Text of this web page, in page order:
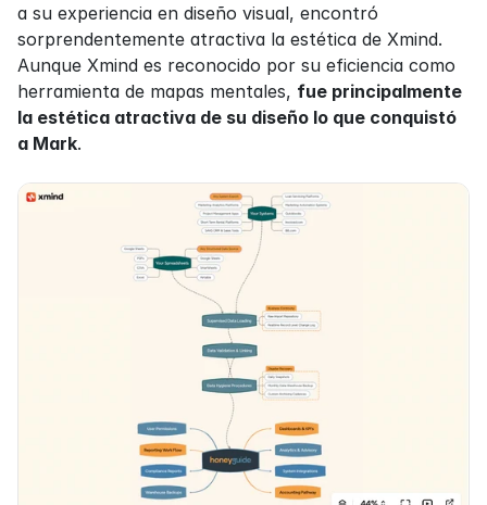
a su experiencia en diseño visual, encontró
sorprendentemente atractiva la estética de Xmind.
Aunque Xmind es reconocido por su eficiencia como
herramienta de mapas mentales, fue principalmente
la estética atractiva de su diseño lo que conquistó
a Mark.